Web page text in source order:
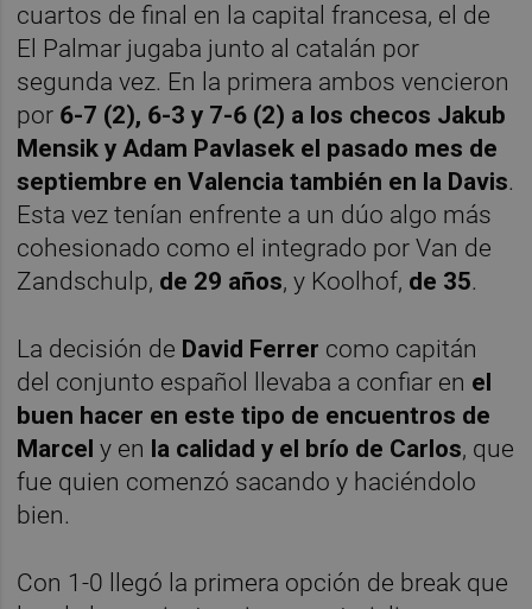
cuartos de final en la capital francesa, el de
El Palmar jugaba junto al catalán por
segunda vez. En la primera ambos vencieron
por 6-7 (2), 6-3 y 7-6 (2) a los checos Jakub
Mensik y Adam Pavlasek el pasado mes de
septiembre en Valencia también en la Davis.
Esta vez tenían enfrente a un dúo algo más
cohesionado como el integrado por Van de
Zandschulp, de 29 años, y Koolhof, de 35.
La decisión de David Ferrer como capitán
del conjunto español llevaba a confiar en el
buen hacer en este tipo de encuentros de
Marcely en la calidad y el brío de Carlos, que
fue quien comenzó sacando y haciéndolo
bien.
Con 1-0 llegó la primera opción de break que